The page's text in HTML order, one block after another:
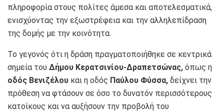
πληροφορία στους πολίτες άμεσα και αποτελεσματικά,
ενισχύοντας την εξωστρέφεια και την αλληλεπίδραση
της δομής με την κοινότητα.
Το γεγονός ότι η δράση πραγματοποιήθηκε σε κεντρικά
σημεία του Δήμου Κερατσινίου-Δραπετσώνας, όπως η
οδός Βενιζέλου και η οδός Παύλου Φύσσα, δείχνει την
πρόθεση να φτάσουν σε όσο το δυνατόν περισσότερους
κατοίκους και να αυξήσουν την προβολή του